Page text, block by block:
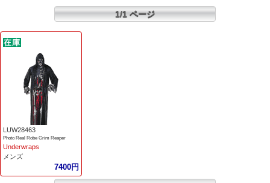
1/1 ページ
LUW28463
Photo Real Robe Grim Reaper
Underwraps
メンズ
7400円